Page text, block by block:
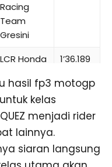
Racing
Team
Gresini
LCR Honda 1’36.189
Monster
Yamaha
Pull & Bear
Aspar
1’36.447
hasil fp3 motogp
kelas
menjadi rider
lainnya.
siaran langsung